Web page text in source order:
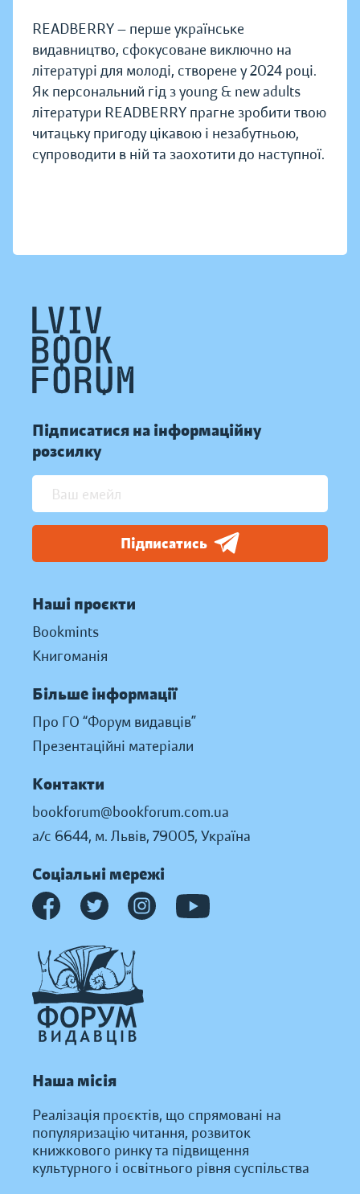
READBERRY — перше українське
видавництво, сфокусоване виключно на
літературі для молоді, створене у 2024 році.
Як персональний гід з young & new adults
літератури READBERRY прагне зробити твою
читацьку пригоду цікавою і незабутньою,
супроводити в ній та заохотити до наступної.
Підписатися на інформаційну
розсилку
Підписатись
Наші проєкти
Bookmints
Книгоманія
Більше інформації
Про ГО “Форум видавців”
Презентаційні матеріали
Контакти
bookforum@bookforum.com.ua
а/с 6644, м. Львів, 79005, Україна
Соціальні мережі
Наша місія
Реалізація проєктів, що спрямовані на
популяризацію читання, розвиток
книжкового ринку та підвищення
культурного і освітнього рівня суспільства